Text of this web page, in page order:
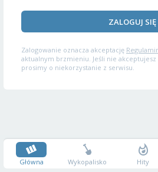
ZALOGUJ SIĘ
Zalogowanie oznacza akceptację
aktualnym brzmieniu. Jeśli nie akceptujesz
prosimy o niekorzystanie z serwisu.
Główna Wykopalisko Hity